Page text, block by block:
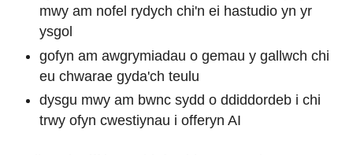
mwy am nofel rydych chi'n ei hastudio yn yr
ysgol
gofyn am awgrymiadau o gemau y gallwch chi
eu chwarae gyda'ch teulu
dysgu mwy am bwnc sydd o ddiddordeb i chi
trwy ofyn cwestiynau i offeryn AI